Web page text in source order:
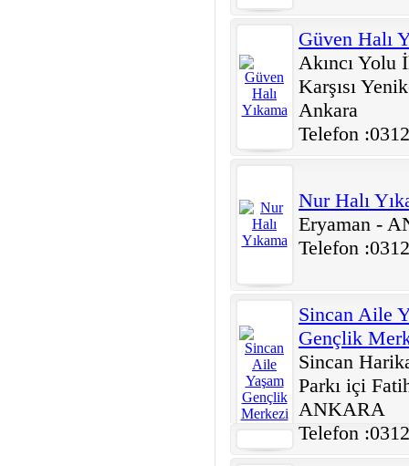
Güven Halı
Akıncı Yolu
Karşısı
Ankara
Telefon
Nur Halı
Eryaman -
Telefon
Sincan Aile
Gençlik
Sincan
Parkı içi
ANKARA
Telefon